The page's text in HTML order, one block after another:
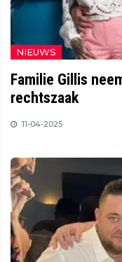
NIEUWS
Familie Gillis
rechtszaak
11-04-2025